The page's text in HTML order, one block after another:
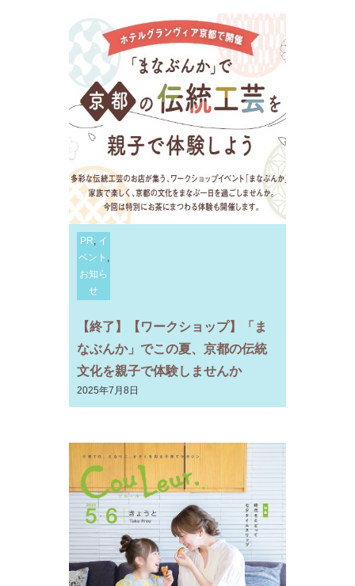
PR, イ
ベント ,
お知ら
せ
【終了】【ワークショップ】「ま
なぶんか」でこの夏、京都の伝統
文化を親子で体験しませんか
2025年7月8日